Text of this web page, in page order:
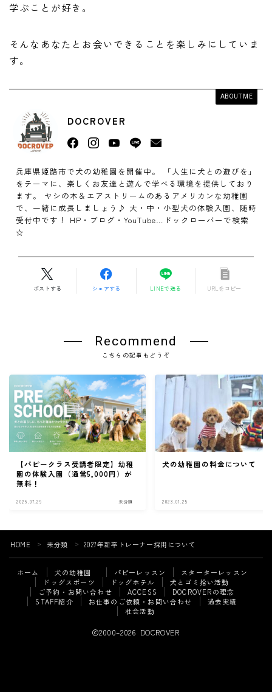
Follow Me
学ぶことが好き。
そんなあなたとお会いできることを楽しみにしていま
す。
ABOUT ME
DOCROVER
兵庫県姫路市で犬の幼稚園を開催中。 「人生に犬との遊びを」
をテーマに、楽しくお友達と遊んで学べる環境を提供しており
ます。 ヤシの木＆エアストリームのあるアメリカンな幼稚園
で、一緒に成長しましょう♪ 大・中・小型犬の体験入園、随時
受付中です！ HP・ブログ・YouTube…ドックローバーで検索
☆
ポストする シェアする LINEで送る URLをコピー
Recommend
こちらの記事もどうぞ
【パピークラス受講者限定】幼稚
園の体験入園（通常5,000円）が
無料！
2026.07.29 未分類
犬の幼稚園の料金について
2023.01.25
HOME ＞ 未分類 ＞ 2027年新卒トレーナー採用について
ホーム 犬の幼稚園 パピーレッスン
スターターレッスン
ドッグスポーツ
ドッグホテル
犬とゴミ拾い活動
ご予約・お問い合わせ
ACCESS
DOCROVERの理念
STAFF紹介
お仕事のご依頼・お問い合わせ
過去実績
社会活動
2000–2026 DOCROVER